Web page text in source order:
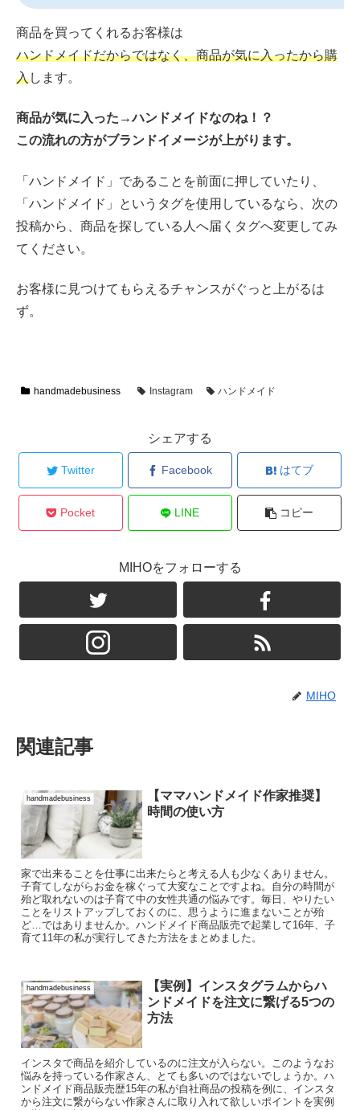
商品を買ってくれるお客様は
ハンドメイドだからではなく、商品が気に入ったから購
入します。
商品が気に入った→ハンドメイドなのね！？
この流れの方がブランドイメージが上がります。
「ハンドメイド」であることを前面に押していたり、
「ハンドメイド」というタグを使用しているなら、次の
投稿から、商品を探している人へ届くタグへ変更してみ
てください。
お客様に見つけてもらえるチャンスがぐっと上がるは
ず。
handmadebusiness Instagram ハンドメイド
シェアする
Twitter Facebook はてブ
Pocket LINE コピー
MIHOをフォローする
MIHO
関連記事
handmadebusiness
【ママハンドメイド作家推奨】
時間の使い方
家で出来ることを仕事に出来たらと考える人も少なくありません。
子育てしながらお金を稼ぐって大変なことですよね。自分の時間が
殆ど取れないのは子育て中の女性共通の悩みです。毎日、やりたい
ことをリストアップしておくのに、思うように進まないことが殆
ど…ではありませんか。ハンドメイド商品販売で起業して16年、子
育て11年の私が実行してきた方法をまとめました。
handmadebusiness
【実例】インスタグラムからハ
ンドメイドを注文に繋げる5つの
方法
インスタで商品を紹介しているのに注文が入らない。このようなお
悩みを持っている作家さん、とても多いのではないでしょうか。ハ
ンドメイド商品販売歴15年の私が自社商品の投稿を例に、インスタ
から注文に繋がらない作家さんに取り入れて欲しいポイントを実例